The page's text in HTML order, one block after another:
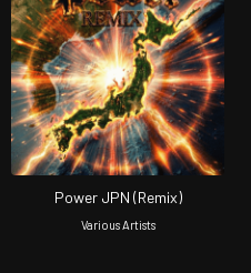
Power JPN (Remix)
Various Artists